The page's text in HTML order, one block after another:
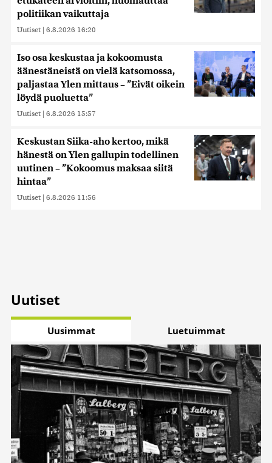
politiikan vaikuttaja
Uutiset | 6.8.2026 16:20
Iso osa keskustaa ja kokoomusta
äänestäneistä on vielä katsomossa,
paljastaa Ylen mittaus – ”Eivät oikein
löydä puoluetta”
Uutiset | 6.8.2026 15:57
Keskustan Siika-aho kertoo, mikä
hänestä on Ylen gallupin todellinen
uutinen – ”Kokoomus maksaa siitä
hintaa”
Uutiset | 6.8.2026 11:56
Uutiset
Uusimmat Luetuimmat